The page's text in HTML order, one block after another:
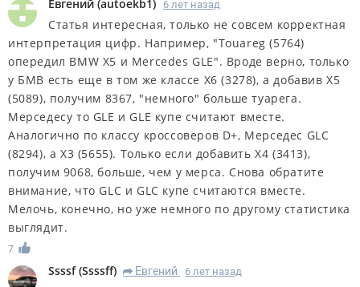
Евгений (autoekb1) 6 лет назад
Статья интересная, только не совсем корректная
интерпретация цифр. Например, "Touareg (5764)
опередил BMW X5 и Mercedes GLE". Вроде верно, только
у БМВ есть еще в том же классе X6 (3278), а добавив X5
(5089), получим 8367, "немного" больше туарега.
Мерседесу то GLE и GLE купе считают вместе.
Аналогично по классу кроссоверов D+, Мерседес GLC
(8294), а X3 (5655). Только если добавить X4 (3413),
получим 9068, больше, чем у мерса. Снова обратите
внимание, что GLC и GLC купе считаются вместе.
Мелочь, конечно, но уже немного по другому статистика
выглядит.
7
Ssssf(Ssssff) R Евгений 6 лет назад